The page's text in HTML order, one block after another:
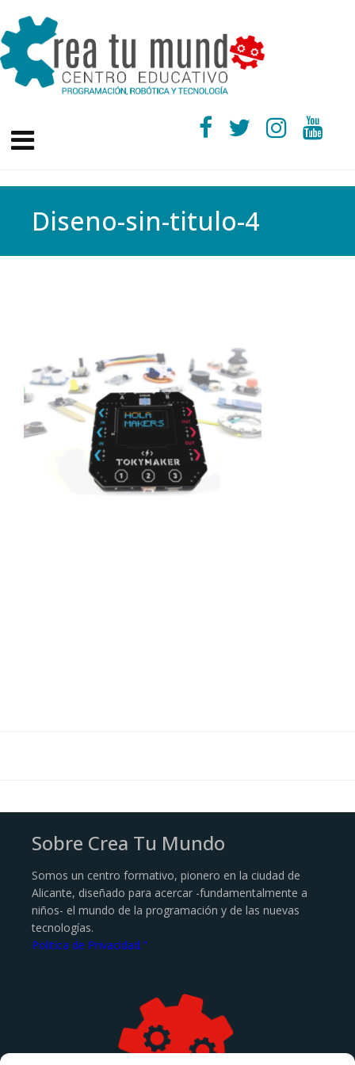
Diseno-sin-titulo-4
Sobre Crea Tu Mundo
Somos un centro formativo, pionero en la ciudad de
Alicante, diseñado para acercar -fundamentalmente a
niños- el mundo de la programación y de las nuevas
tecnologías.
Politica de Privacidad."